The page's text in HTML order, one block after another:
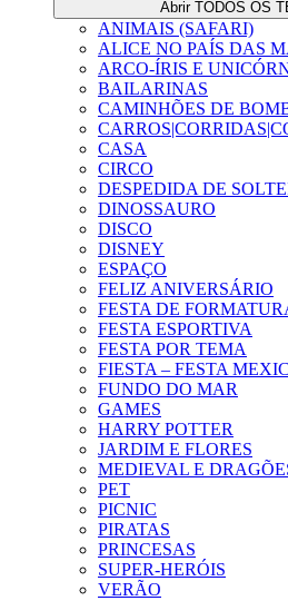
Abrir TODOS OS
ANIMAIS (SAFARI)
ALICE NO PAÍS DAS
ARCO-ÍRIS E
BAILARINAS
CAMINHÕES DE
CASA
CIRCO
DESPEDIDA DE
DINOSSAURO
DISCO
DISNEY
ESPAÇO
FELIZ ANIVERSÁRIO
FESTA DE
FESTA ESPORTIVA
FESTA POR TEMA
FIESTA – FESTA
FUNDO DO MAR
GAMES
HARRY POTTER
JARDIM E FLORES
MEDIEVAL E
PET
PICNIC
PIRATAS
PRINCESAS
SUPER-HERÓIS
VERÃO